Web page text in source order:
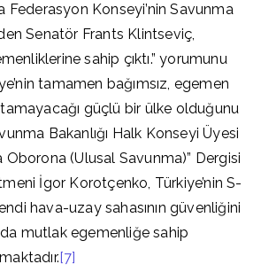
Federasyon Konseyi’nin Savunma
Senatör Frants Klintseviç,
sahip çıktı.” yorumunu
tamamen bağımsız, egemen
güçlü bir ülke olduğunu
Bakanlığı Halk Konseyi Üyesi
Oborona (Ulusal Savunma)” Dergisi
İgor Korotçenko, Türkiye’nin S-
hava-uzay sahasının güvenliğini
mutlak egemenliğe sahip
[7]